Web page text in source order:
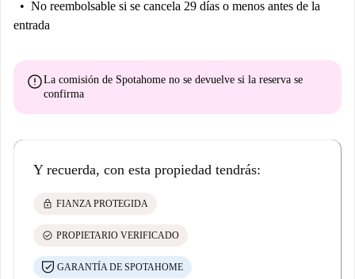
No reembolsable si se cancela 29 días o menos antes de la
entrada
errorLa comisión de Spotahome no se devuelve si la reserva se
confirma
Y recuerda, con esta propiedad tendrás:
lock FIANZA PROTEGIDA
check_circle PROPIETARIO VERIFICADO
GARANTÍA DE SPOTAHOME